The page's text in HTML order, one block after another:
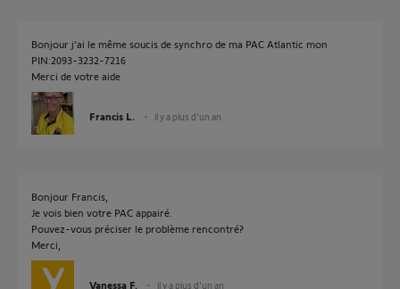
Bonjour j’ai le même soucis de synchro de ma PAC Atlantic mon
PIN:2093-3232-7216
Merci de votre aide
Francis L. il y a plus d'un an
Bonjour Francis,
Je vois bien votre PAC appairé.
Pouvez-vous préciser le problème rencontré?
Merci,
Vanessa F. il y a plus d'un an